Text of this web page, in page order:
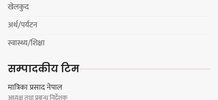
खेलकुद
अर्थ/पर्यटन
स्वास्थ्य/शिक्षा
सम्पादकीय टिम
मात्रिका प्रसाद नेपाल